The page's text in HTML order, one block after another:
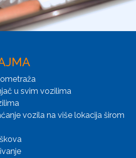
u svim vozilima
vozila na više lokacija širom